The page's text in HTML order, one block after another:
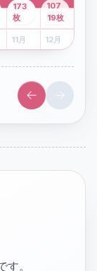
3月
43
枚
4月
107
枚
7月
173
枚
8月
19枚
11月 12月
。